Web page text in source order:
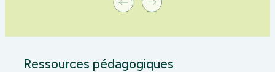
Ressources pédagogiques